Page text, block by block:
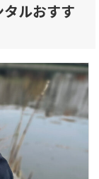
タルおすす